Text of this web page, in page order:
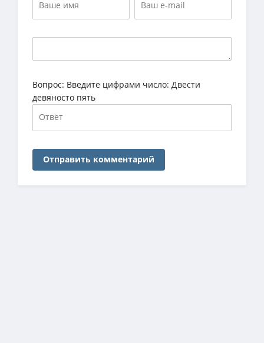
Вопрос: Введите цифрами число: Двести
девяносто пять
Отправить комментарий